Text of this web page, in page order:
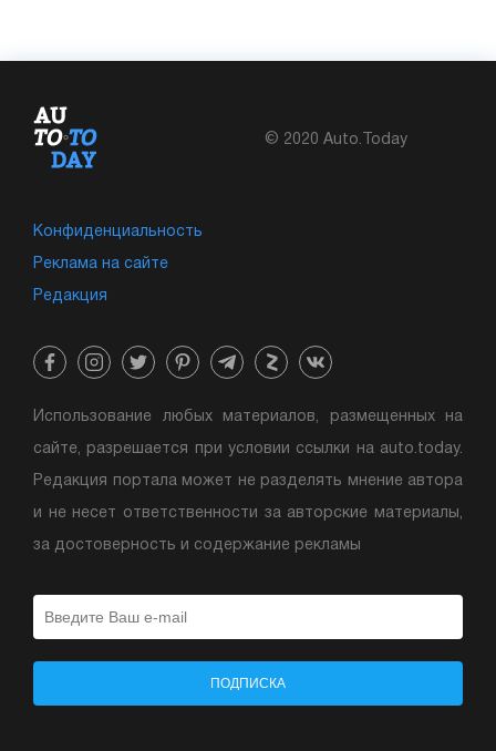
© 2020 Auto.Today
Конфиденциальность
Реклама на сайте
Редакция
Использование любых материалов, размещенных на
сайте, разрешается при условии ссылки на auto.today.
Редакция портала может не разделять мнение автора
и не несет ответственности за авторские материалы,
за достоверность и содержание рекламы
ПОДПИСКА